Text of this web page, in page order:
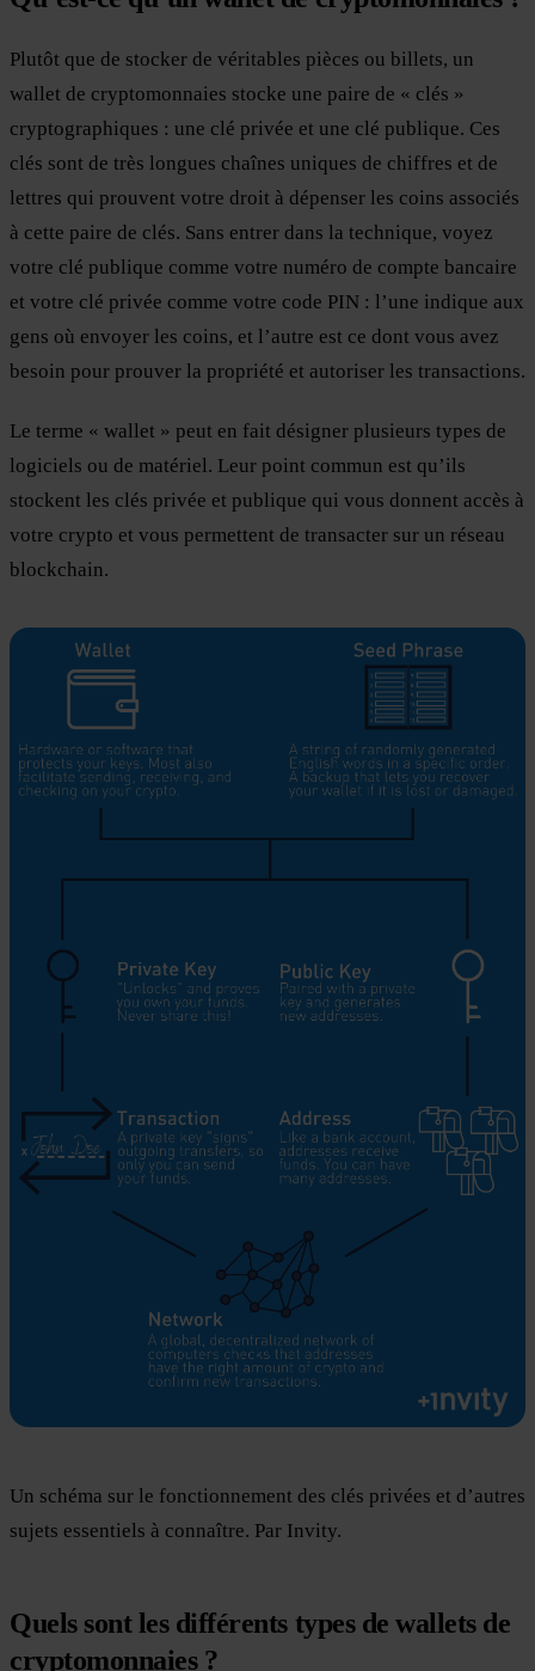
Plutôt que de stocker de véritables pièces ou billets, un
wallet de cryptomonnaies stocke une paire de « clés »
cryptographiques : une clé privée et une clé publique. Ces
clés sont de très longues chaînes uniques de chiffres et de
lettres qui prouvent votre droit à dépenser les coins associés
à cette paire de clés. Sans entrer dans la technique, voyez
votre clé publique comme votre numéro de compte bancaire
et votre clé privée comme votre code PIN : l’une indique aux
gens où envoyer les coins, et l’autre est ce dont vous avez
besoin pour prouver la propriété et autoriser les transactions.
Le terme « wallet » peut en fait désigner plusieurs types de
logiciels ou de matériel. Leur point commun est qu’ils
stockent les clés privée et publique qui vous donnent accès à
votre crypto et vous permettent de transacter sur un réseau
blockchain.
Un schéma sur le fonctionnement des clés privées et d’autres
sujets essentiels à connaître. Par Invity.
Quels sont les différents types de wallets de
cryptomonnaies ?